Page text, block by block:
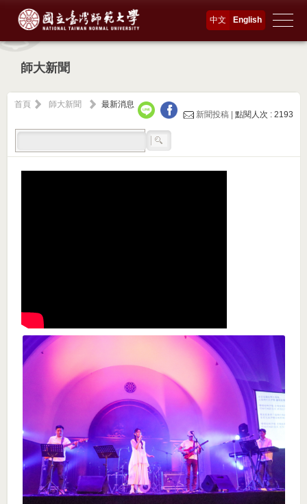
English
中文
師大新聞
首頁 師大新聞
最新消息
新聞投稿 |點閱人次 : 2193